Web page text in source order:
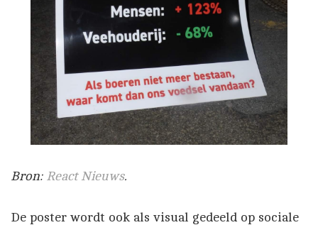
Bron: React Nieuws.
De poster wordt ook als visual gedeeld op sociale